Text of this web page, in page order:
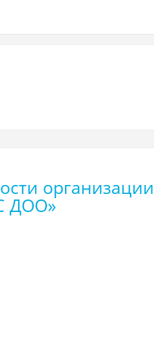
организации
ДОО»